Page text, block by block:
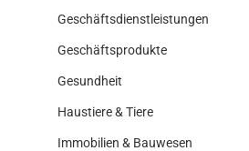
Geschäftsdienstleistungen
Geschäftsprodukte
Gesundheit
Haustiere & Tiere
Immobilien & Bauwesen